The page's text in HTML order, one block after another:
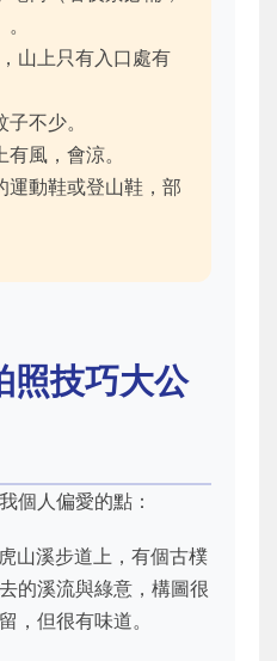
山上只有入口處有
不少。
風，會涼。
運動鞋或登山鞋，部
照技巧大公
個人偏愛的點：
山溪步道上，有個古樸
的溪流與綠意，構圖很
，但很有味道。